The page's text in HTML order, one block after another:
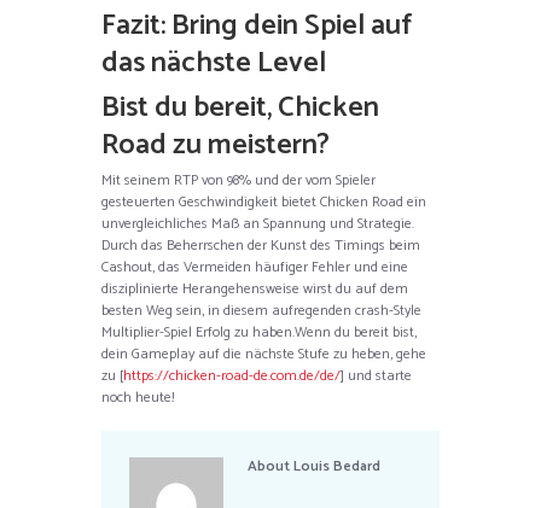
Fazit: Bring dein Spiel auf
das nächste Level
Bist du bereit, Chicken
Road zu meistern?
Mit seinem RTP von 98% und der vom Spieler
gesteuerten Geschwindigkeit bietet Chicken Road ein
unvergleichliches Maß an Spannung und Strategie.
Durch das Beherrschen der Kunst des Timings beim
Cashout, das Vermeiden häufiger Fehler und eine
disziplinierte Herangehensweise wirst du auf dem
besten Weg sein, in diesem aufregenden crash-Style
Multiplier-Spiel Erfolg zu haben.Wenn du bereit bist,
dein Gameplay auf die nächste Stufe zu heben, gehe
zu [https://chicken-road-de.com.de/de/] und starte
noch heute!
AboutLouis Bedard